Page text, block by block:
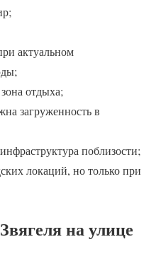
актуальном
отдыха;
загруженность в
поблизости;
локаций, но только при
на улице